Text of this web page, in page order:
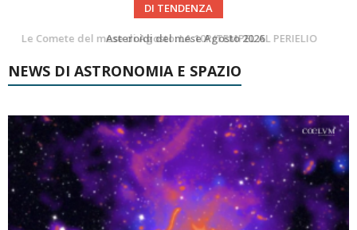
DI TENDENZA
Asteroidi del mese Agosto 2026
NEWS DI ASTRONOMIA E SPAZIO